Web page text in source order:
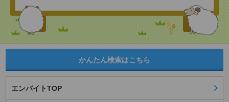
かんたん検索はこちら
エンバイトTOP